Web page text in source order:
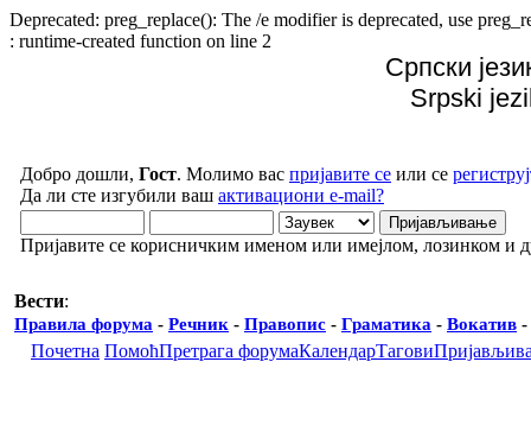
Deprecated: preg_replace(): The /e modifier is deprecated, use
: runtime-created function on line 2
Српски
Srpski
Добро дошли, Гост. Молимо вас пријавите се или се
Да ли сте изгубили ваш активациони e-mail?
Пријавите се корисничким именом или имејлом, лозинком и
Вести:
Правила форума - Речник - Правопис - Граматика - Вокатив -
Почетна ПомоћПретрага форумаКалендарТагови